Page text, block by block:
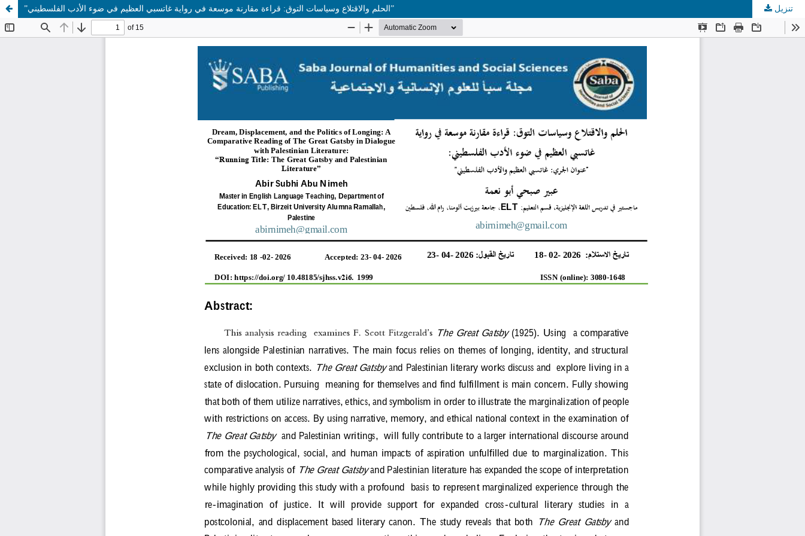
”الحلم والاقتلاع وسياسات التوق: قراءة مقارنة موسعة في رواية غاتسبي العظيم في ضوء الأدب الفلسطيني” تنزيل